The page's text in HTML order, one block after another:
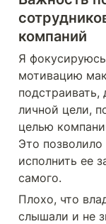
компаний
Я
мотивацию
подстраивать,
личной цели,
целью
Это
исполнить ее
самого.
Плохо, что
слышали и не